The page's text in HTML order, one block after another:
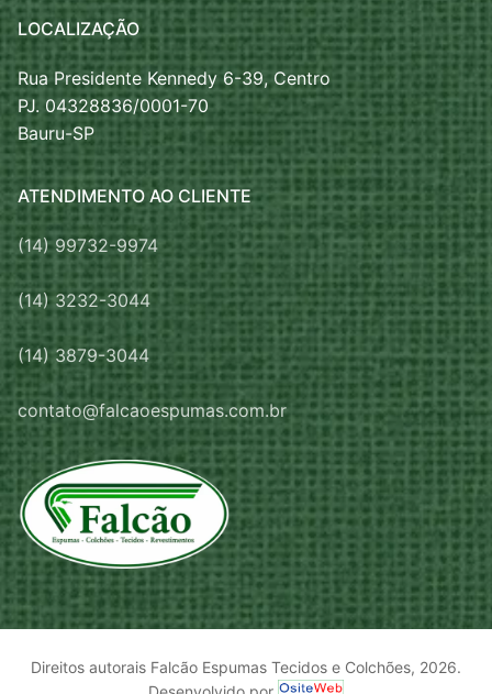
LOCALIZAÇÃO
Rua Presidente Kennedy 6-39, Centro
PJ. 04328836/0001-70
Bauru-SP
ATENDIMENTO AO CLIENTE
(14) 99732-9974
(14) 3232-3044
(14) 3879-3044
contato@falcaoespumas.com.br
Direitos autorais Falcão Espumas Tecidos e Colchões, 2026.